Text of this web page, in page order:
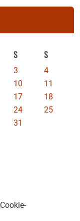
S S
3
4
10
11
17
18
24
25
31
Cookie-